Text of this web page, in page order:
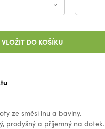
VLOŽIT DO KOŠÍKU
ze směsi lnu a bavlny.
prodyšný a příjemný na dotek.